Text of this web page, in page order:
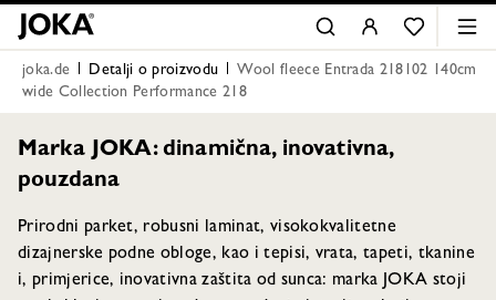
joka.de Detalji o proizvodu
Wool fleece Entrada 218102 140cm
wide Collection Performance 218
Marka JOKA: dinamična, inovativna,
pouzdana
Prirodni parket, robusni laminat, visokokvalitetne
dizajnerske podne obloge, kao i tepisi, vrata, tapeti, tkanine
i, primjerice, inovativna zaštita od sunca: marka JOKA stoji